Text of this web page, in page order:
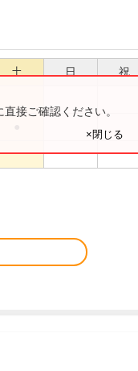
土 日 祝
接ご確認ください。
×閉じる